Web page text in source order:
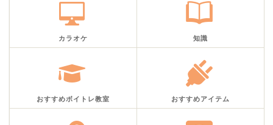
カラオケ 知識
おすすめボイトレ教室 おすすめアイテム